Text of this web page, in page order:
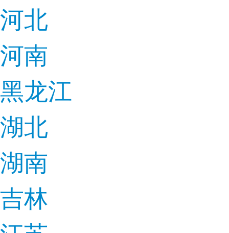
河北
河南
黑龙江
湖北
湖南
吉林